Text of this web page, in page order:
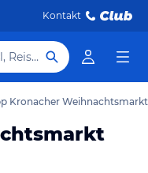
Kontakt
Hotel, Reiseziel
Kronacher Weihnachtsmarkt